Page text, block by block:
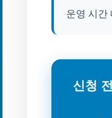
운영 시간
신청